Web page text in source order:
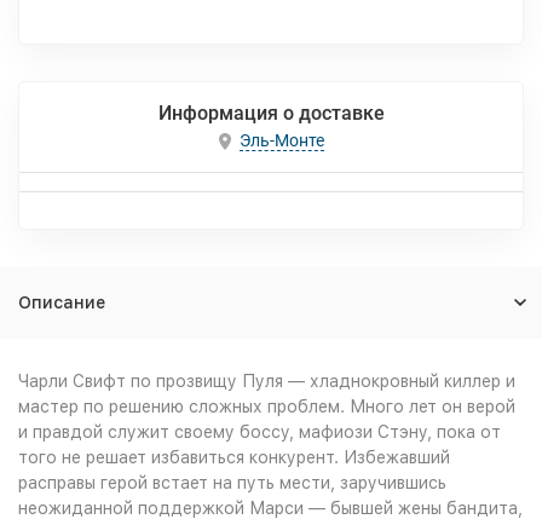
Информация о доставке
Эль-Монте
Описание
Чарли Свифт по прозвищу Пуля — хладнокровный киллер и
мастер по решению сложных проблем. Много лет он верой
и правдой служит своему боссу, мафиози Стэну, пока от
того не решает избавиться конкурент. Избежавший
расправы герой встает на путь мести, заручившись
неожиданной поддержкой Марси — бывшей жены бандита,